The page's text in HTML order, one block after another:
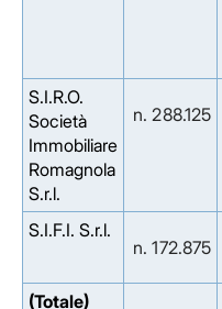
S.I.R.O.
Società
Immobiliare
Romagnola
S.r.l.
n. 288.125
S.I.F.I. S.r.l.
n. 172.875
(Totale)